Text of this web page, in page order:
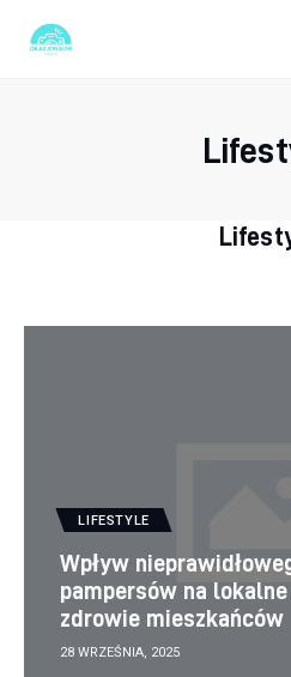
LIFESTYLE
Wpływ
pampersów na
zdrowie mieszkańców
28 WRZEŚNIA, 2025